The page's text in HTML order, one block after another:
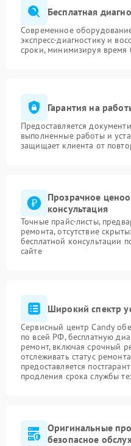
Бесплатная
Современное
экспресс-диагностику и
сроки, минимизируя время
Гарантия на
Предоставляется
выполненные работы и
защищает клиента от
Прозрачное
консультация
Точные прайс-листы,
ремонта, отсутствие
бесплатной консультации
сайте
Широкий спектр
Сервисный центр Candy
по всей РФ, бесплатную
ремонт, включая срочный
отслеживать статус
предоставляется
продления срока службы
Оригинальные
безопасное